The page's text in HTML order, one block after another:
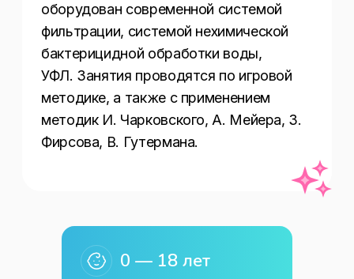
оборудован современной системой
фильтрации, системой нехимической
бактерицидной обработки воды,
УФЛ. Занятия проводятся по игровой
методике, а также с применением
методик И. Чарковского, А. Мейера, З.
Фирсова, В. Гутермана.
0 — 18 лет